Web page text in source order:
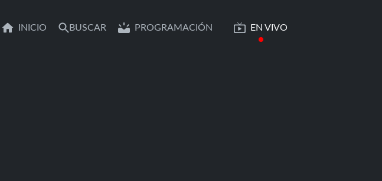
INICIO BUSCAR PROGRAMACIÓN EN VIVO